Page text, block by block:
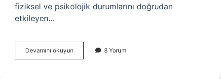
fiziksel ve psikolojik durumlarını doğrudan
etkileyen…
Devamını okuyun
basıncı
8 Yorum